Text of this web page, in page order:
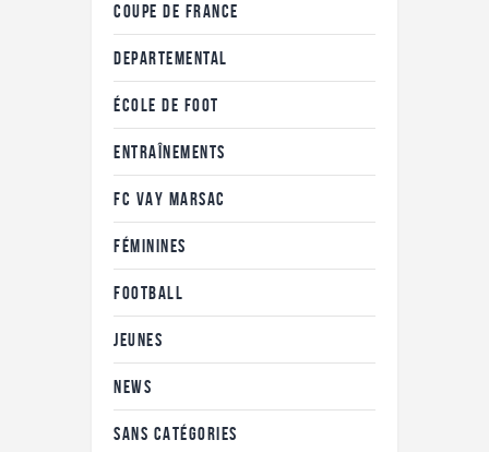
COUPE DE FRANCE
DEPARTEMENTAL
ÉCOLE DE FOOT
ENTRAÎNEMENTS
FC VAY MARSAC
FÉMININES
FOOTBALL
JEUNES
NEWS
SANS CATÉGORIES